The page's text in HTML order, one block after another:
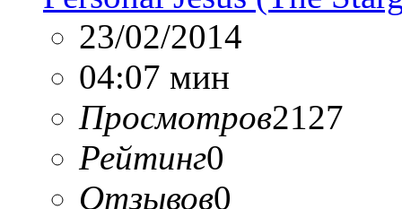
23/02/2014
04:07 мин
Просмотров2127
Рейтинг0
Отзывов0